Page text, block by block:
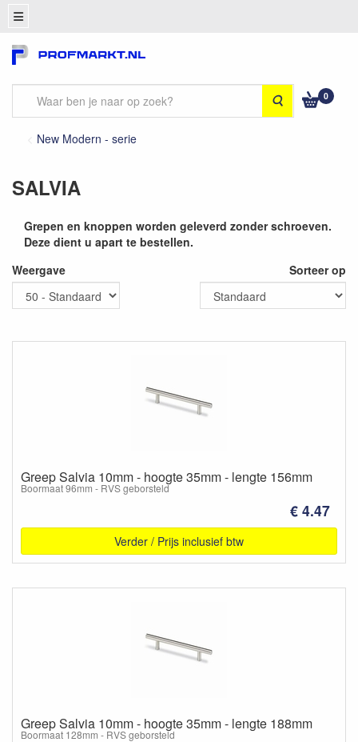
Zoeken 0
New Modern - serie
SALVIA
Grepen en knoppen worden geleverd zonder schroeven.
Deze dient u apart te bestellen.
Weergave
Sorteer op
Greep Salvia 10mm - hoogte 35mm - lengte 156mm
Boormaat 96mm - RVS geborsteld
€ 4.47
Verder / Prijs inclusief btw
Greep Salvia 10mm - hoogte 35mm - lengte 188mm
Boormaat 128mm - RVS geborsteld